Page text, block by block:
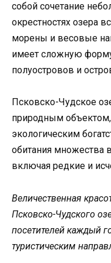
собой сочетание
окрестностях озера
морены и весовые
имеет сложную
полуостровов и
Псковско-Чудское
природным
экологическим
обитания множества
включая редкие и
Величественная
Псковско-Чудского
посетителей каждый
туристическим